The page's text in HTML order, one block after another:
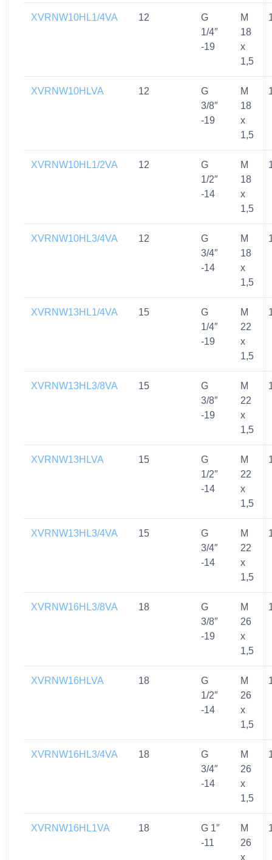
XVRNW10HL1/4VA 12
G
1/4″
-19
M
18
x
1,5
XVRNW10HLVA 12
G
3/8″
-19
M
18
x
1,5
XVRNW10HL1/2VA 12
G
1/2″
-14
M
18
x
1,5
XVRNW10HL3/4VA 12
G
3/4″
-14
M
18
x
1,5
XVRNW13HL1/4VA 15
G
1/4″
-19
M
22
x
1,5
XVRNW13HL3/8VA 15
G
3/8″
-19
M
22
x
1,5
XVRNW13HLVA 15
G
1/2″
-14
M
22
x
1,5
XVRNW13HL3/4VA 15
G
3/4″
-14
M
22
x
1,5
XVRNW16HL3/8VA 18
G
3/8″
-19
M
26
x
1,5
XVRNW16HLVA 18
G
1/2″
-14
M
26
x
1,5
XVRNW16HL3/4VA 18
G
3/4″
-14
M
26
x
1,5
XVRNW16HL1VA 18
G 1″
-11
M
26
x